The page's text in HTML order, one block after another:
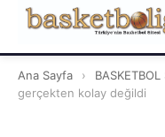
Ana Sayfa › BASKETBOL
gerçekten kolay değildi